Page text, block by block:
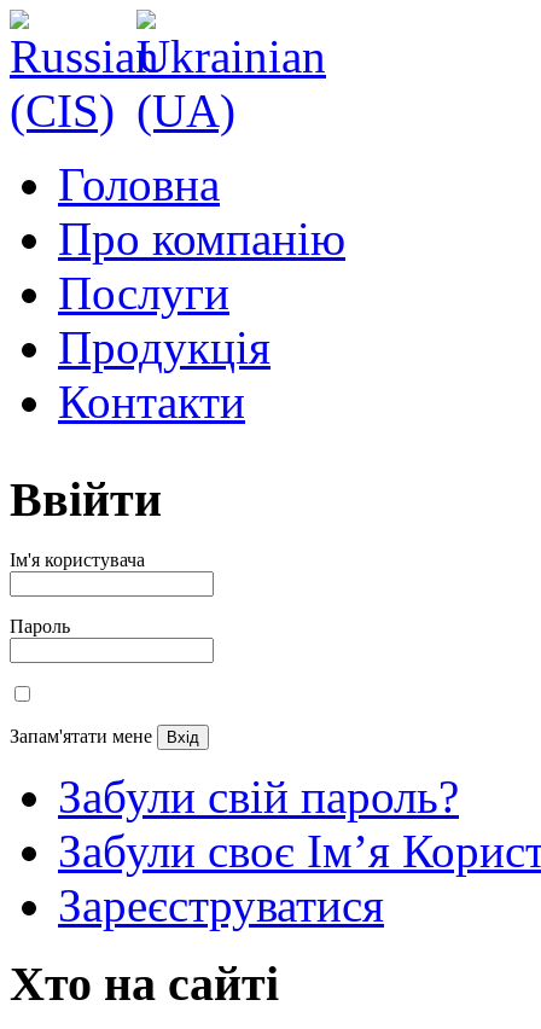
Головна
Про компанію
Послуги
Продукція
Контакти
Ввійти
Ім'я користувача
Пароль
Запам'ятати мене
Забули свій пароль?
Забули своє Ім’я
Зареєструватися
Хто на сайті